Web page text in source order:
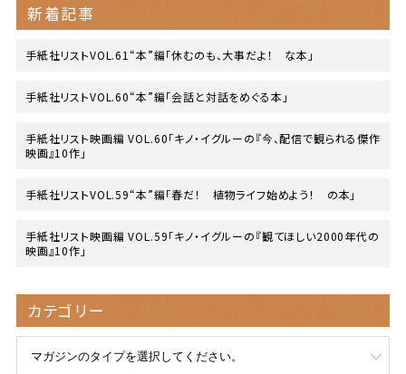
新着記事
手紙社リストVOL.61“本”編「休むのも、大事だよ！ な本」
手紙社リストVOL.60“本”編「会話と対話をめぐる本」
手紙社リスト映画編 VOL.60「キノ・イグルーの『今、配信で観られる傑作
映画』10作」
手紙社リストVOL.59“本”編「春だ！ 植物ライフ始めよう！ の本」
手紙社リスト映画編 VOL.59「キノ・イグルーの『観てほしい2000年代の
映画』10作」
カテゴリー